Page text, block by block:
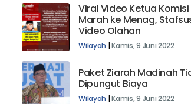
Viral Video Ketua Komisi
Marah ke Menag,
Video Olahan
Wilayah |Kamis, 9 Juni 2022
Paket Ziarah Madinah
Dipungut Biaya
Wilayah |Kamis, 9 Juni 2022